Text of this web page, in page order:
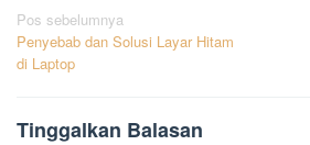
Navigasi
pos
Pos sebelumnya
Penyebab dan Solusi Layar Hitam
di Laptop
Tinggalkan Balasan